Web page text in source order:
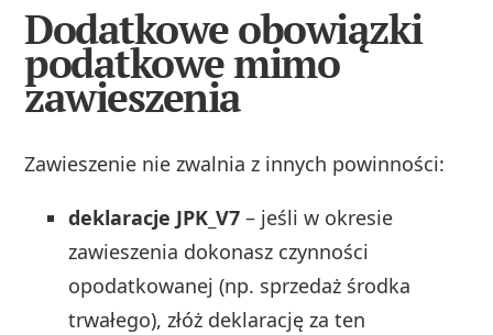
Dodatkowe obowiązki
podatkowe mimo
zawieszenia
Zawieszenie nie zwalnia z innych powinności:
deklaracje JPK_V7 – jeśli w okresie
zawieszenia dokonasz czynności
opodatkowanej (np. sprzedaż środka
trwałego), złóż deklarację za ten